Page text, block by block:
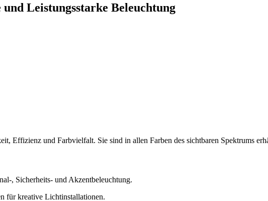
Leistungsstarke Beleuchtung
Effizienz und Farbvielfalt. Sie sind in allen Farben des sichtbaren Spektrums
, Sicherheits- und Akzentbeleuchtung.
für kreative Lichtinstallationen.